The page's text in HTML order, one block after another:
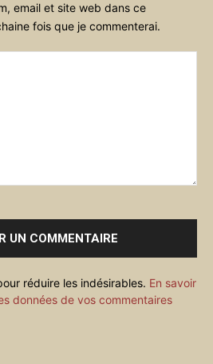
email et site web dans ce
fois que je commenterai.
réduire les indésirables. En savoir
données de vos commentaires